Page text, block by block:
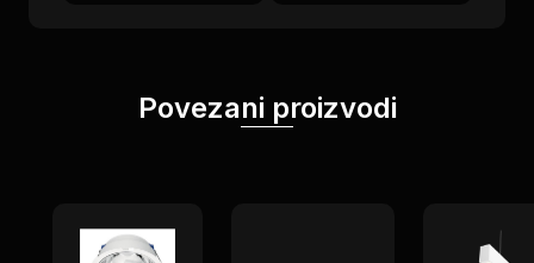
Povezani proizvodi